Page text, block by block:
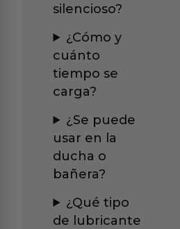
silencioso?
¿Cómo y
cuánto
tiempo se
carga?
¿Se puede
usar en la
ducha o
bañera?
¿Qué tipo
de lubricante